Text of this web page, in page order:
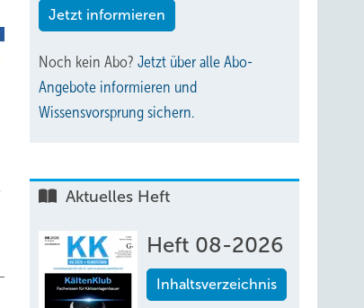
Jetzt informieren
Noch kein Abo? Jetzt über alle Abo-
Angebote informieren und
Wissensvorsprung sichern.
Aktuelles Heft
Heft 08-2026
Inhaltsverzeichnis